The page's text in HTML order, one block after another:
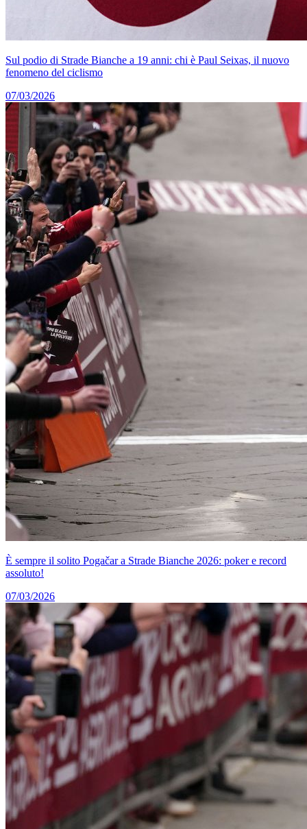
Sul podio di Strade Bianche a 19 anni: chi è Paul Seixas, il nuovo
fenomeno del ciclismo
07/03/2026
È sempre il solito Pogačar a Strade Bianche 2026: poker e record
assoluto!
07/03/2026